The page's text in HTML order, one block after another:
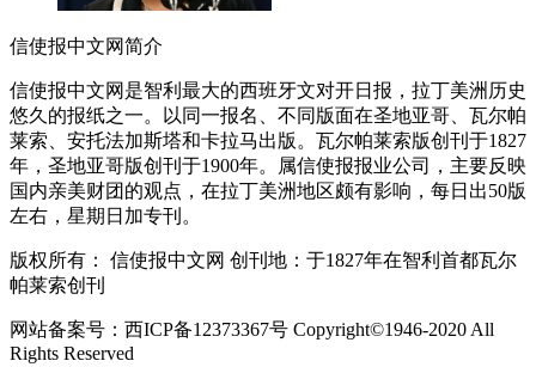
信使报中文网简介
信使报中文网是智利最大的西班牙文对开日报，拉丁美洲历史
悠久的报纸之一。以同一报名、不同版面在圣地亚哥、瓦尔帕
莱索、安托法加斯塔和卡拉马出版。瓦尔帕莱索版创刊于1827
年，圣地亚哥版创刊于1900年。属信使报报业公司，主要反映
国内亲美财团的观点，在拉丁美洲地区颇有影响，每日出50版
左右，星期日加专刊。
版权所有： 信使报中文网 创刊地：于1827年在智利首都瓦尔
帕莱索创刊
网站备案号：西ICP备12373367号 Copyright©1946-2020 All
Rights Reserved